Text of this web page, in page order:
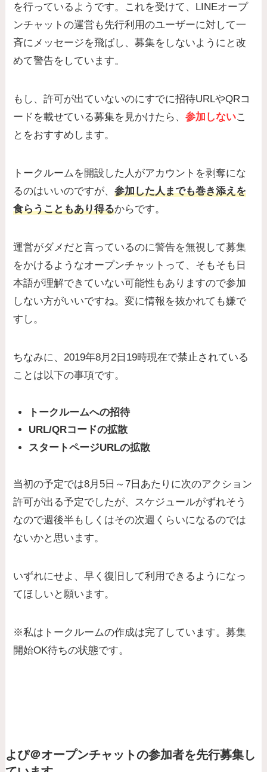
を行っているようです。これを受けて、LINEオープ
ンチャットの運営も先行利用のユーザーに対して一
斉にメッセージを飛ばし、募集をしないようにと改
めて警告をしています。
もし、許可が出ていないのにすでに招待URLやQRコ
ードを載せている募集を見かけたら、参加しないこ
とをおすすめします。
トークルームを開設した人がアカウントを剥奪にな
るのはいいのですが、参加した人までも巻き添えを
食らうこともあり得るからです。
運営がダメだと言っているのに警告を無視して募集
をかけるようなオープンチャットって、そもそも日
本語が理解できていない可能性もありますので参加
しない方がいいですね。変に情報を抜かれても嫌で
すし。
ちなみに、2019年8月2日19時現在で禁止されている
ことは以下の事項です。
トークルームへの招待
URL/QRコードの拡散
スタートページURLの拡散
当初の予定では8月5日～7日あたりに次のアクション
許可が出る予定でしたが、スケジュールがずれそう
なので週後半もしくはその次週くらいになるのでは
ないかと思います。
いずれにせよ、早く復旧して利用できるようになっ
てほしいと願います。
※私はトークルームの作成は完了しています。募集
開始OK待ちの状態です。
よぴ＠オープンチャットの参加者を先行募集し